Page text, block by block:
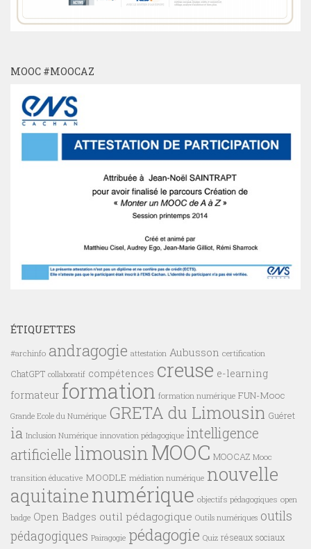
MOOC #MOOCAZ
ÉTIQUETTES
#archinfo andragogie attestation Aubusson certification
ChatGPT collaboratif compétences creuse e-learning
formateur formation formation numérique FUN-Mooc
Grande Ecole du Numérique GRETA du Limousin Guéret
ia Inclusion Numérique innovation pédagogique intelligence
artificielle limousin MOOC MOOCAZ Mooc
transition éducative MOODLE médiation numérique nouvelle
aquitainenumérique objectifs pédagogiques open
badge Open Badges outil pédagogique Outils numériques outils
pédagogiques Pairagogie pédagogie Quiz réseaux sociaux